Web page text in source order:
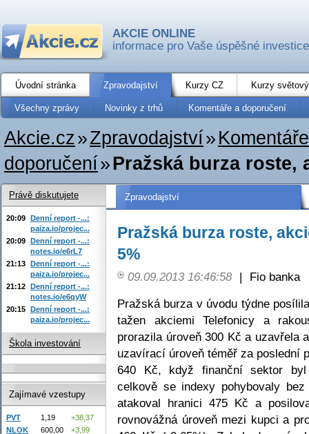
AKCIE ONLINE
informace pro Vaše úspěšné investice
Úvodní stránka Zpravodajství Kurzy CZ Kurzy
Všechny zprávy Novinky z trhů Komentáře a doporučení
Akcie.cz»Zpravodajství»
doporučení»Pražská burza roste,
Zpravodajství
Pražská burza roste,
5%
09.09.2013 16:46:58 |
Fio banka
Pražská burza v úvodu týdne
tažen akciemi Telefonicy a
prorazila úroveň 300 Kč a uzavřela
uzavírací úroveň téměř za poslední
640 Kč, když finanční sektor
celkově se indexy pohybovaly
atakoval hranici 475 Kč a
rovnovážná úroveň mezi kupci a
Právě diskutujete
20:09 Denní report -...:
paiza.io/projec...
20:09 Denní report -...:
notes.io/e6rL7
21:13 Denní report -...:
paiza.io/projec...
21:12 Denní report -...:
notes.io/e6qyW
20:15 Denní report -...:
paiza.io/projec...
Škola investování
Zajímavé vzestupy
PVT 1,19
+38,37
NLOK
600,00
+3,99